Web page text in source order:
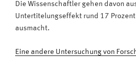
Die Wissenschaftler gehen davon
Untertitelungseffekt rund 17 Prozent
ausmacht.
Eine andere Untersuchung von